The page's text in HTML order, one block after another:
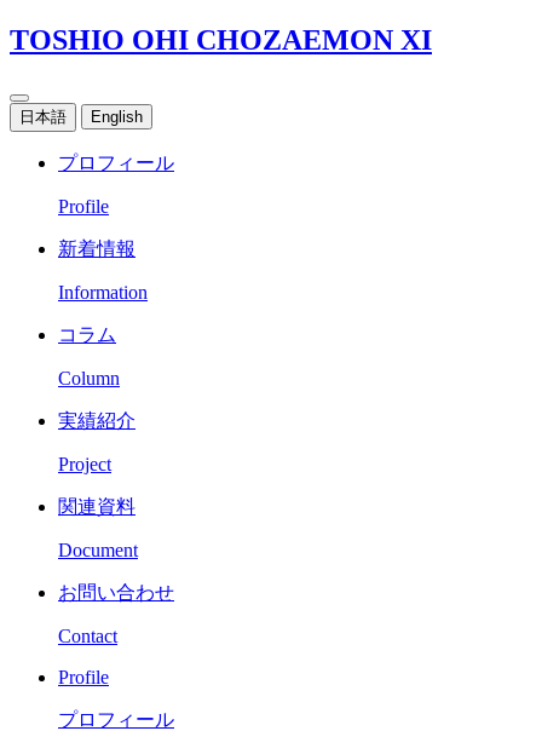
TOSHIO OHI CHOZAEMON XI
日本語 English
プロフィール
Profile
新着情報
Information
コラム
Column
実績紹介
Project
関連資料
Document
お問い合わせ
Contact
Profile
プロフィール